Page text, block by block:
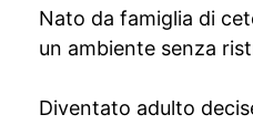
Nato da famiglia di
un ambiente senza
Diventato adulto